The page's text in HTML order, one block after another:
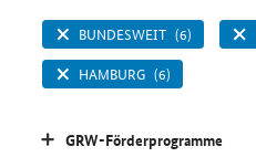
BUNDESWEIT (6)
HAMBURG (6)
GRW-Förderprogramme